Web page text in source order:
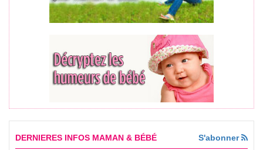
DERNIERES INFOS MAMAN & BÉBÉ S'abonner